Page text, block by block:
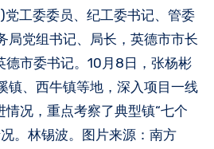
工委委员、纪工委书记、管委
局党组书记、局长，英德市市长
德市委书记。10月8日，张杨彬
镇、西牛镇等地，深入项目一线
情况，重点考察了典型镇“七个
。林锡波。图片来源：南方